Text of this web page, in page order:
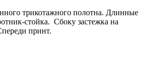
трикотажного полотна. Длинные
стойка. Сбоку застежка на
принт.